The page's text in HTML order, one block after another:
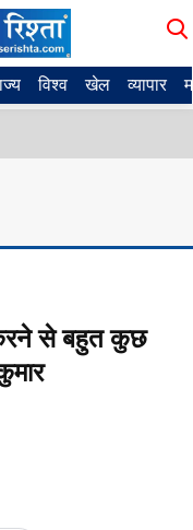
विश्व खेल व्यापार
से बहुत कुछ